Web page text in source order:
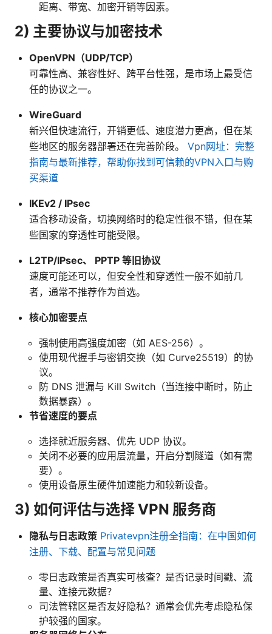
距离、带宽、加密开销等因素。
2) 主要协议与加密技术
OpenVPN（UDP/TCP）
可靠性高、兼容性好、跨平台性强，是市场上最受信
任的协议之一。
WireGuard
新兴但快速流行，开销更低、速度潜力更高，但在某
些地区的服务器部署还在完善阶段。 Vpn网址：完整
指南与最新推荐，帮助你找到可信赖的VPN入口与购
买渠道
IKEv2 / IPsec
适合移动设备，切换网络时的稳定性很不错，但在某
些国家的穿透性可能受限。
L2TP/IPsec、 PPTP 等旧协议
速度可能还可以，但安全性和穿透性一般不如前几
者，通常不推荐作为首选。
核心加密要点
强制使用高强度加密（如 AES-256）。
使用现代握手与密钥交换（如 Curve25519）的协
议。
防 DNS 泄漏与 Kill Switch（当连接中断时，防止
数据暴露）。
节省速度的要点
选择就近服务器、优先 UDP 协议。
关闭不必要的应用层流量，开启分割隧道（如有需
要）。
使用设备原生硬件加速能力和较新设备。
3) 如何评估与选择 VPN 服务商
隐私与日志政策 Privatevpn注册全指南：在中国如何
注册、下载、配置与常见问题
零日志政策是否真实可核查？是否记录时间戳、流
量、连接元数据？
司法管辖区是否友好隐私？通常会优先考虑隐私保
护较强的国家。